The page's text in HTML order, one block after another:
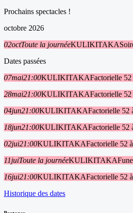
Prochains spectacles !
octobre 2026
02octToute la journéeKULIKITAKA
Dates passées
07mai21:00KULIKITAKAFactorielle 52
28mai21:00KULIKITAKAFactorielle 52
04jun21:00KULIKITAKAFactorielle 52
18jun21:00KULIKITAKAFactorielle 52
02jui21:00KULIKITAKAFactorielle 52
11juiToute la journéeKULIKITAKA
16jui21:00KULIKITAKAFactorielle 52
Historique des dates